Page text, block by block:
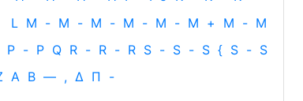
L M - M - M - M - M - M + M - M
P - P Q R - R - R S - S - S { S - S
Α Β — , Δ Π -